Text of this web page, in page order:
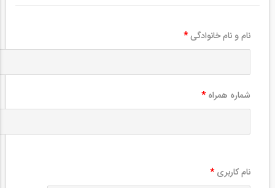
نام و نام خانوادگی*
شماره همراه *
نام کاربری *